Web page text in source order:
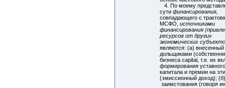
4. По моему
сутифинансирования,
совпадающего с
МСФО,источниками
финансирования
ресурсов от других
экономических
являются: (а) внесенный
дольщиками
бизнеса capital, т.е. их
формирования
капитала и премии на
(эмиссионный доход);
заимстования (говоря